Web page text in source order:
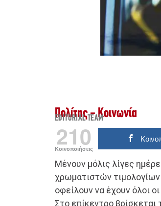
Πολίτης - Κοινωνία
EDITORIAL TEAM
210
Κοινοποιήσεις
Μένουν μόλις λίγες
χρωματιστών τιμολογίων
οφείλουν να έχουν όλοι
Στο επίκεντρο βρίσκεται